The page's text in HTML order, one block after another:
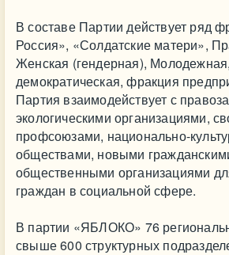
В составе Партии действует ряд
Россия», «Солдатские матери»,
Женская (гендерная),
демократическая, фракция
Партия взаимодействует с
экологическими организациями,
профсоюзами, национально-
обществами, новыми
общественными организациями
граждан в социальной сфере.
В партии «ЯБЛОКО» 76
свыше 600 структурных